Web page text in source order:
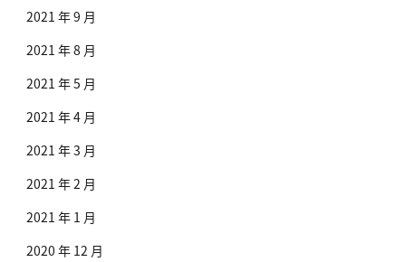
2021 年 9 月
2021 年 8 月
2021 年 5 月
2021 年 4 月
2021 年 3 月
2021 年 2 月
2021 年 1 月
2020 年 12 月